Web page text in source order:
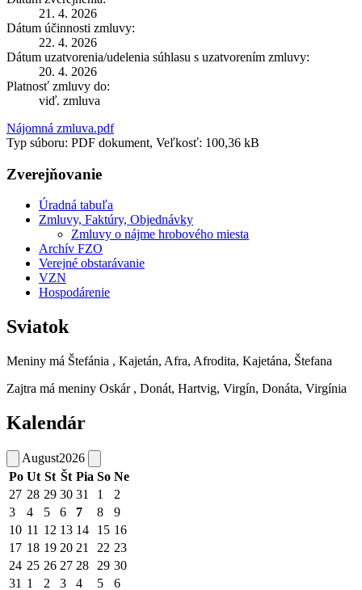
21. 4. 2026
Dátum účinnosti zmluvy:
22. 4. 2026
Dátum uzatvorenia/udelenia súhlasu s uzatvorením zmluvy:
20. 4. 2026
Platnosť zmluvy do:
viď. zmluva
Nájomná zmluva.pdf
Typ súboru: PDF dokument, Veľkosť: 100,36 kB
Zverejňovanie
Úradná tabuľa
Zmluvy, Faktúry, Objednávky
Zmluvy o nájme hrobového miesta
Archív FZO
Verejné obstarávanie
VZN
Hospodárenie
Sviatok
Meniny má Štefánia , Kajetán, Afra, Afrodita, Kajetána, Štefana
Zajtra má meniny Oskár , Donát, Hartvig, Virgín, Donáta, Virgínia
Kalendár
August2026
Po Ut St Št Pia So Ne
27 28 29 30 31 1
2
3
4 5 6 7 8
9
10 11 12 13 14 15 16
17 18 19 20 21 22 23
24 25 26 27 28 29 30
31 1 2 3 4 5 6